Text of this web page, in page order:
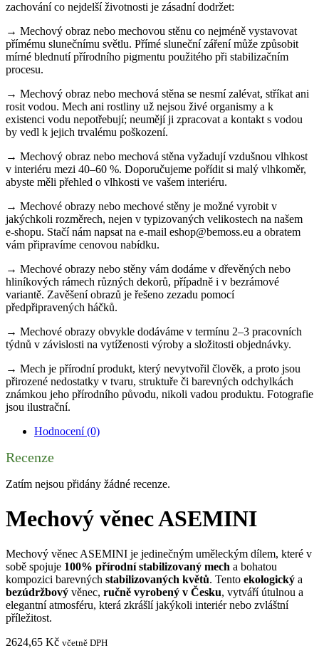
zachování co nejdelší životnosti je zásadní dodržet:
→ Mechový obraz nebo mechovou stěnu co nejméně vystavovat
přímému slunečnímu světlu. Přímé sluneční záření může způsobit
mírné blednutí přírodního pigmentu použitého při stabilizačním
procesu.
→ Mechový obraz nebo mechová stěna se nesmí zalévat, stříkat ani
rosit vodou. Mech ani rostliny už nejsou živé organismy a k
existenci vodu nepotřebují; neumějí ji zpracovat a kontakt s vodou
by vedl k jejich trvalému poškození.
→ Mechový obraz nebo mechová stěna vyžadují vzdušnou vlhkost
v interiéru mezi 40–60 %. Doporučujeme pořídit si malý vlhkoměr,
abyste měli přehled o vlhkosti ve vašem interiéru.
→ Mechové obrazy nebo mechové stěny je možné vyrobit v
jakýchkoli rozměrech, nejen v typizovaných velikostech na našem
e-shopu. Stačí nám napsat na e-mail eshop@bemoss.eu a obratem
vám připravíme cenovou nabídku.
→ Mechové obrazy nebo stěny vám dodáme v dřevěných nebo
hliníkových rámech různých dekorů, případně i v bezrámové
variantě. Zavěšení obrazů je řešeno zezadu pomocí
předpřipravených háčků.
→ Mechové obrazy obvykle dodáváme v termínu 2–3 pracovních
týdnů v závislosti na vytíženosti výroby a složitosti objednávky.
→ Mech je přírodní produkt, který nevytvořil člověk, a proto jsou
přirozené nedostatky v tvaru, struktuře či barevných odchylkách
známkou jeho přírodního původu, nikoli vadou produktu. Fotografie
jsou ilustrační.
Hodnocení (0)
Recenze
Zatím nejsou přidány žádné recenze.
Mechový věnec ASEMINI
Mechový věnec ASEMINI je jedinečným uměleckým dílem, které v
sobě spojuje 100% přírodní stabilizovaný mech a bohatou
kompozici barevných stabilizovaných květů. Tento ekologický a
bezúdržbový věnec, ručně vyrobený v Česku, vytváří útulnou a
elegantní atmosféru, která zkrášlí jakýkoli interiér nebo zvláštní
příležitost.
2624,65 Kč včetně DPH